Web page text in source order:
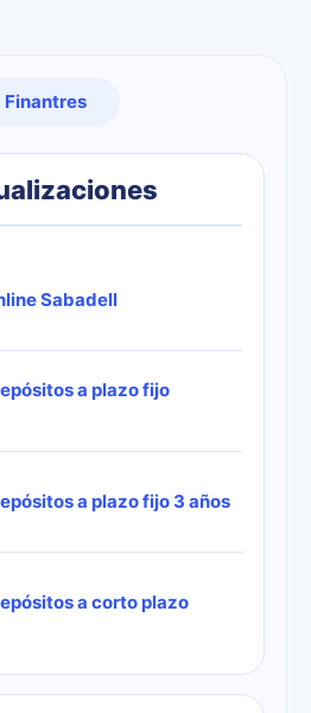
Finantres
Sabadell
a plazo fijo
a plazo fijo 3 años
a corto plazo